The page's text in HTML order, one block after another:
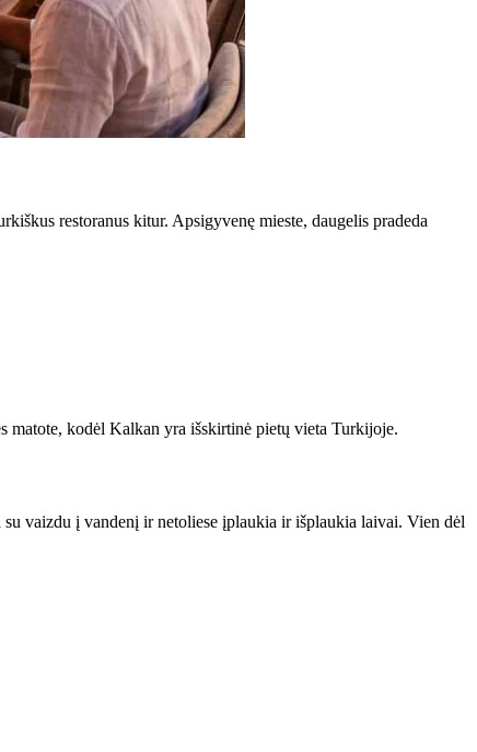
restoranus kitur. Apsigyvenę mieste, daugelis pradeda
matote, kodėl Kalkan yra išskirtinė pietų vieta Turkijoje.
vaizdu į vandenį ir netoliese įplaukia ir išplaukia laivai. Vien dėl